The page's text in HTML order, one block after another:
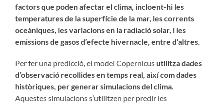
factors que poden afectar el clima, incloent-hi les
temperatures de la superfície de la mar, les corrents
oceàniques, les variacions en la radiació solar, i les
emissions de gasos d’efecte hivernacle, entre d’altres.
Per fer una predicció, el model Copernicus utilitza dades
d’observació recollides en temps real, així com dades
històriques, per generar simulacions del clima.
Aquestes simulacions s’utilitzen per predir les